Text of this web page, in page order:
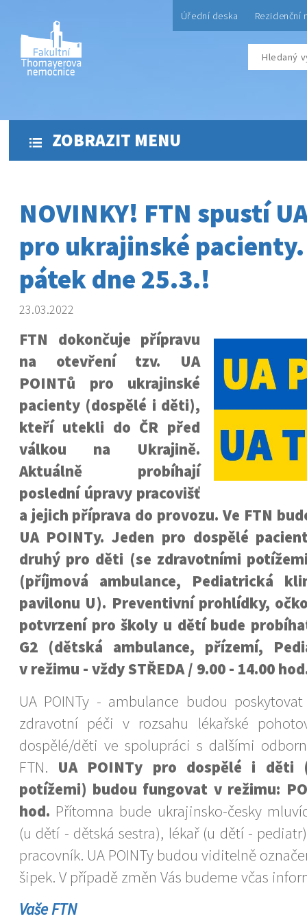
Úřední deska Rezidenční
ZOBRAZIT MENU
NOVINKY! FTN spustí
pro ukrajinské
pátek dne 25.3.!
23.03.2022
FTN dokončuje přípravu
na otevření tzv. UA
POINTů pro ukrajinské
pacienty (dospělé i děti),
kteří utekli do ČR před
válkou na Ukrajině.
Aktuálně probíhají
poslední úpravy pracovišť
a jejich příprava do provozu. Ve FTN
UA POINTy. Jeden pro dospělé
druhý pro děti (se zdravotními
(příjmová ambulance, Pediatrická
pavilonu U). Preventivní prohlídky,
potvrzení pro školy u dětí bude
G2 (dětská ambulance, přízemí,
v režimu - vždy STŘEDA / 9.00 - 14.00
UA POINTy - ambulance budou
zdravotní péči v rozsahu lékařské
dospělé/děti ve spolupráci s dalšími
FTN. UA POINTy pro dospělé i děti
potížemi) budou fungovat v režimu:
hod. Přítomna bude ukrajinsko-česky
(u dětí - dětská sestra), lékař (u dětí -
pracovník. UA POINTy budou viditelně
šipek. V případě změn Vás budeme včas
Vaše FTN